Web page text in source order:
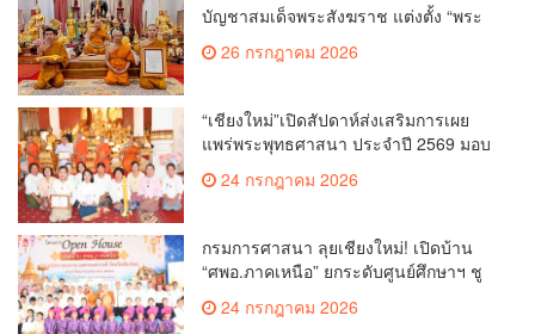
บัญชาสมเด็จพระสังฆราช แต่งตั้ง “พระ
เชียงใหม่
26 กรกฎาคม 2026
“เชียงใหม่”เปิดสัปดาห์ส่งเสริมการเผย
แพร่พระพุทธศาสนา ประจำปี 2569 มอบ
ประโยชน์แก่พระพุทธศาสนา
24 กรกฎาคม 2026
กรมการศาสนา ลุยเชียงใหม่! เปิดบ้าน
“ศพอ.ภาคเหนือ” ยกระดับศูนย์ศึกษาฯ ชู
เวทีบรรยายธรรมสร้างทุนชีวิตเยาวชน
24 กรกฎาคม 2026